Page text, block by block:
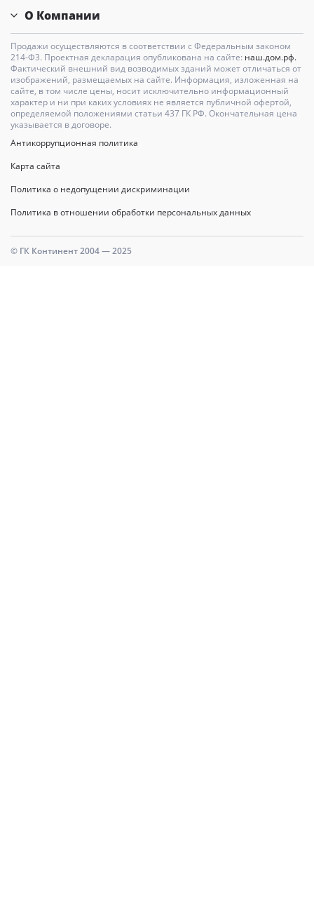
О Компании
Продажи осуществляются в соответствии с Федеральным законом
214-Ф3. Проектная декларация опубликована на сайте: наш.дом.рф.
Фактический внешний вид возводимых зданий может отличаться от
изображений, размещаемых на сайте. Информация, изложенная на
сайте, в том числе цены, носит исключительно информационный
характер и ни при каких условиях не является публичной офертой,
определяемой положениями статьи 437 ГК РФ. Окончательная цена
указывается в договоре.
Антикоррупционная политика
Карта сайта
Политика о недопущении дискриминации
Политика в отношении обработки персональных данных
© ГК Континент 2004 — 2025